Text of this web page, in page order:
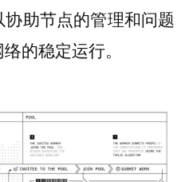
助节点的管理和问题
的稳定运行。